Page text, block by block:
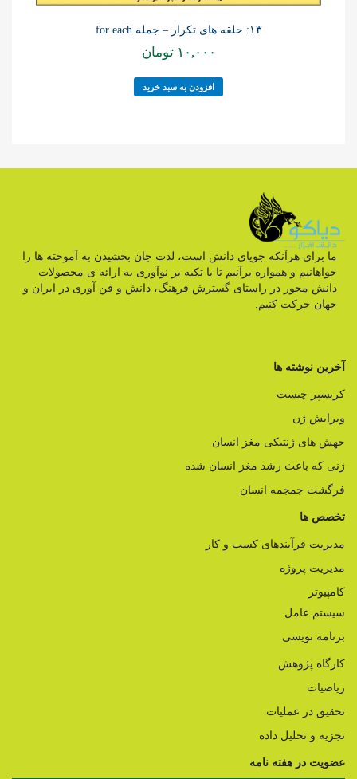
۱۳: حلقه های تکرار – جمله for each
۱۰,۰۰۰ تومان
افزودن به سبد خرید
ما برای هرآنکه جویای دانش است، لذت جان بخشیدن به آموخته ها را
خواهانیم و همواره برآنیم تا با تکیه بر نوآوری به ارائه ی محصولات
دانش محور در راستای گسترش فرهنگ، دانش و فن آوری در ایران و
جهان حرکت کنیم.
آخرین نوشته ها
کریسپر چیست
ویرایش ژن
جهش های ژنتیکی مغز انسان
ژنی که باعث رشد مغز انسان شده
فرگشت جمجمه انسان
تخصص ها
مدیریت فرآیندهای کسب و کار
مدیریت پروژه
کامپیوتر
سیستم عامل
برنامه نویسی
کارگاه پژوهش
ریاضیات
تحقیق در عملیات
تجزیه و تحلیل داده
عضویت در هفته نامه